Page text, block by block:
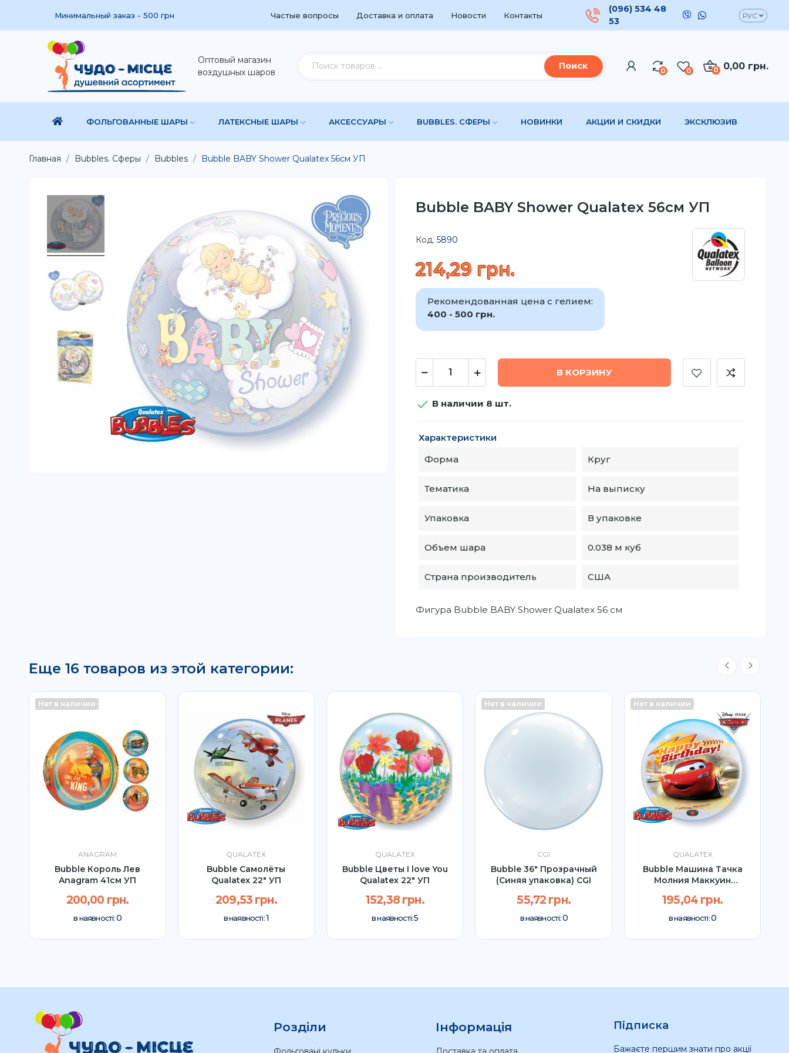
Минимальный заказ - 500 грн Частые вопросы Доставка и оплата Новости Контакты
(096) 534 48
53
РУС
Оптовый магазин
воздушных шаров
Поиск 0 0 0,00 грн.
0
ФОЛЬГОВАННЫЕ ШАРЫ ЛАТЕКСНЫЕ ШАРЫ АКСЕССУАРЫ BUBBLES. СФЕРЫ НОВИНКИ АКЦИИ И СКИДКИ ЭКСКЛЮЗИВ
Главная Bubbles. Сферы Bubbles Bubble BABY Shower Qualatex 56см УП
Bubble BABY Shower Qualatex 56см УП
Код: 5890
214,29 грн.
Рекомендованная цена с гелием:
400 - 500 грн.
В КОРЗИНУ
 В наличии 8 шт.
Характеристики
Форма
Круг
Тематика На выписку
Упаковка В упаковке
Объем шара 0.038 м куб
Страна производитель США
Фигура Bubble BABY Shower Qualatex 56 см
Еще 16 товаров из этой категории:
Нет в наличии
ANAGRAM
Bubble Король Лев
Anagram 41см УП
200,00 грн.
в наявності: 0
QUALATEX
Bubble Самолёты
Qualatex 22" УП
209,53 грн.
в наявності:1
QUALATEX
Bubble Цветы I love You
Qualatex 22" УП
152,38 грн.
в наявності:5
Нет в наличии
CGI
Bubble 36" Прозрачный
(Синяя упаковка) CGI
55,72 грн.
в наявності: 0
Нет в наличии
QUALATEX
Bubble Машина Тачка
Молния Маккуин
195,04 грн.
в наявності:0
Розділи Інформація Підписка
Бажаєте першим знати про акції